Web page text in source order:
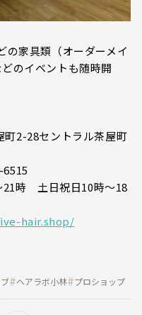
家具類（オーダーメイ
のイベントも随時開
町2-28セントラル茶屋町
21時 土日祝日10時～18
hair.shop/
ヘアラボ小林 プロショップ